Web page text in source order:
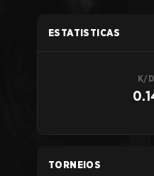
ESTATISTICAS
K/D
TORNEIOS